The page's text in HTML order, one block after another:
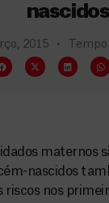
nascidos
2015
maternos
nascidos
nos